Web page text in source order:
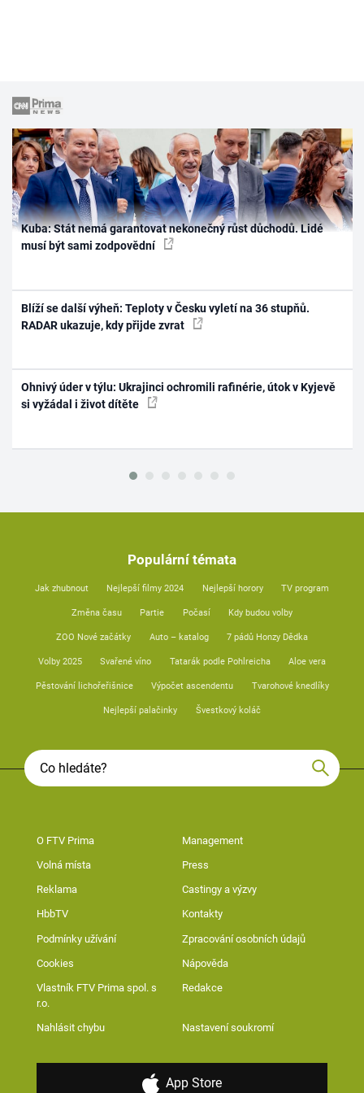
Kuba: Stát nemá garantovat nekonečný růst důchodů. Lidé
musí být sami zodpovědní
Blíží se další výheň: Teploty v Česku vyletí na 36 stupňů.
RADAR ukazuje, kdy přijde zvrat
Ohnivý úder v týlu: Ukrajinci ochromili rafinérie, útok v Kyjevě
si vyžádal i život dítěte
Populární témata
Jak zhubnout Nejlepší filmy 2024 Nejlepší horory TV program
Změna času Partie Počasí Kdy budou volby
ZOO Nové začátky Auto – katalog 7 pádů Honzy Dědka
Volby 2025 Svařené víno Tatarák podle Pohlreicha Aloe vera
Pěstování lichořeřišnice Výpočet ascendentu Tvarohové knedlíky
Nejlepší palačinky Švestkový koláč
O FTV Prima Management
Volná místa Press
Reklama Castingy a výzvy
HbbTV Kontakty
Podmínky užívání Zpracování osobních údajů
Cookies Nápověda
Vlastník FTV Prima spol. s
r.o.
Redakce
Nahlásit chybu Nastavení soukromí
App Store